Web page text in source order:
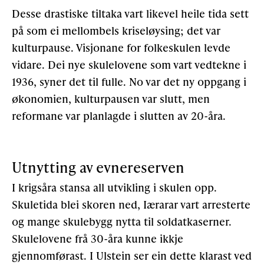
Desse drastiske tiltaka vart likevel heile tida sett
på som ei mellombels kriseløysing; det var
kulturpause. Visjonane for folkeskulen levde
vidare. Dei nye skulelovene som vart vedtekne i
1936, syner det til fulle. No var det ny oppgang i
økonomien, kulturpausen var slutt, men
reformane var planlagde i slutten av 20-åra.
Utnytting av evnereserven
I krigsåra stansa all utvikling i skulen opp.
Skuletida blei skoren ned, Iærarar vart arresterte
og mange skulebygg nytta til soldatkaserner.
Skulelovene frå 30-åra kunne ikkje
gjennomførast. I Ulstein ser ein dette klarast ved